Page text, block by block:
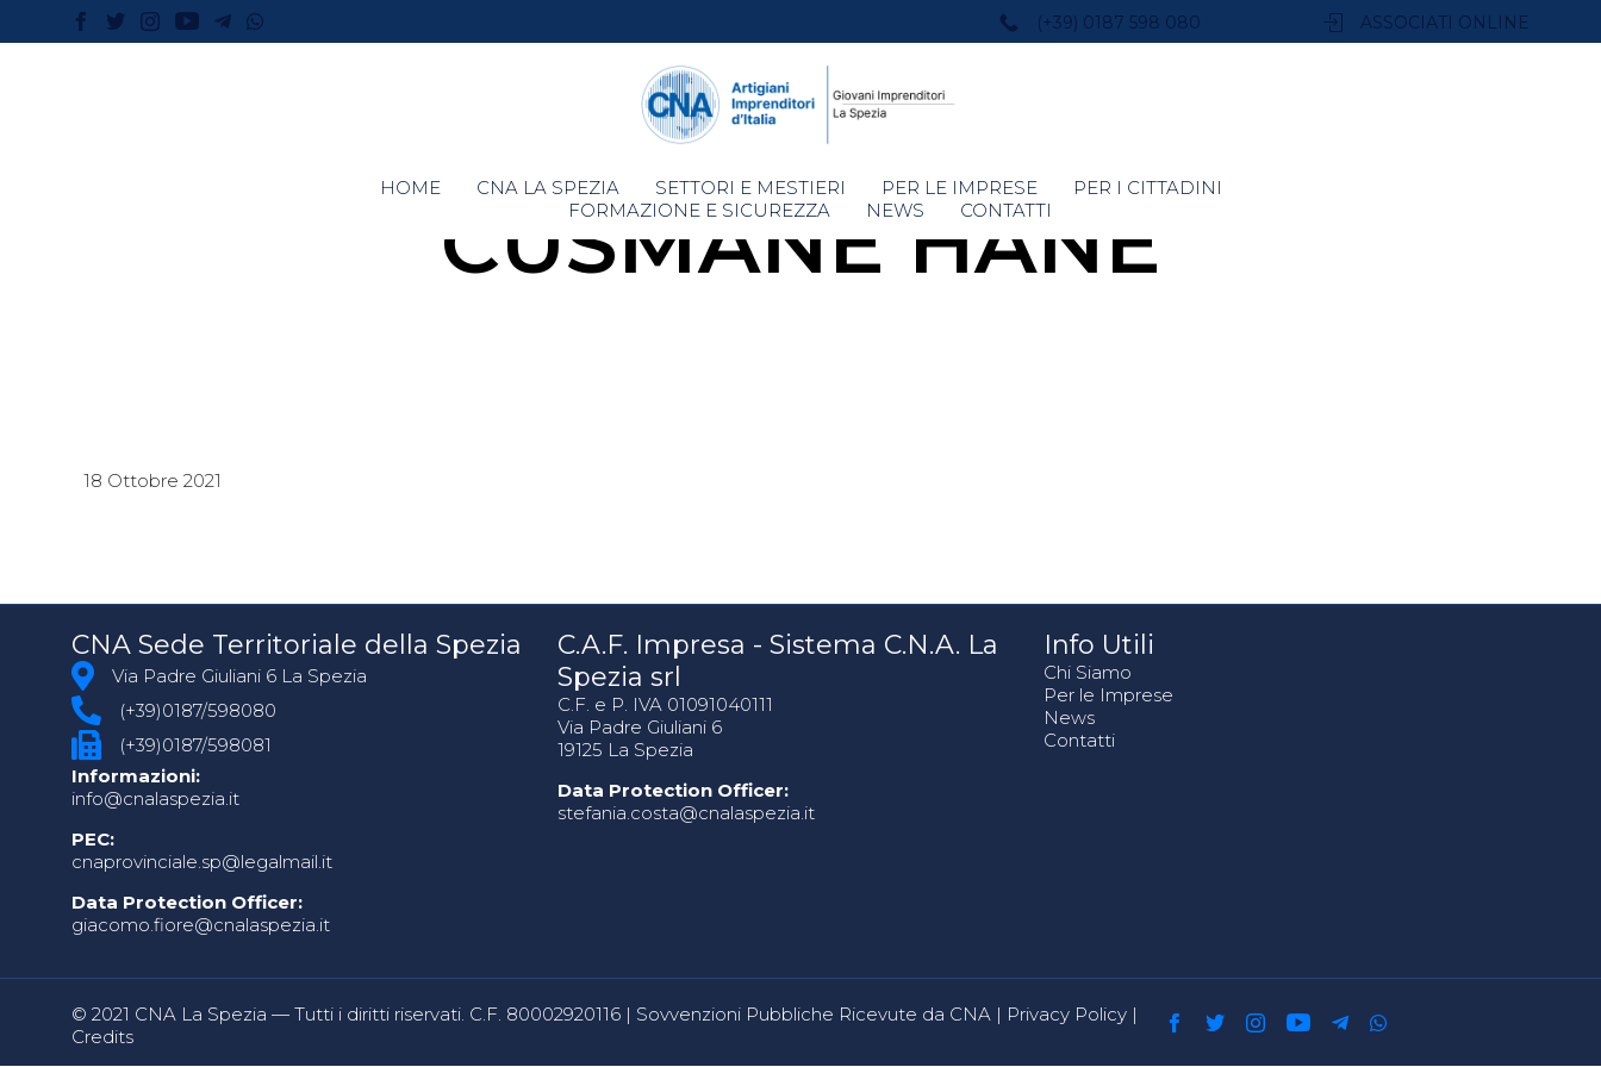
(+39) 0187 598 080 ASSOCIATI ONLINE
Skip
to
HOME CNA LA SPEZIA SETTORI E MESTIERI PER LE IMPRESE
PER I CITTADINI
FORMAZIONE E SICUREZZA
NEWS CONTATTI
CUSMANE HANE
18 Ottobre 2021
CNA Sede Territoriale della Spezia
Via Padre Giuliani 6 La Spezia
(+39)0187/598080
(+39)0187/598081
Informazioni:
info@cnalaspezia.it
PEC:
cnaprovinciale.sp@legalmail.it
Data Protection Officer:
giacomo.fiore@cnalaspezia.it
C.A.F. Impresa - Sistema C.N.A. La
Spezia srl
C.F. e P. IVA 01091040111
Via Padre Giuliani 6
19125 La Spezia
Data Protection Officer:
stefania.costa@cnalaspezia.it
Info Utili
Chi Siamo
Per le Imprese
News
Contatti
© 2021 CNA La Spezia — Tutti i diritti riservati. C.F. 80002920116 | Sovvenzioni Pubbliche Ricevute da CNA | Privacy Policy |
Credits